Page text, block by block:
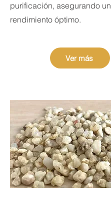
purificación, asegurando un
rendimiento óptimo.
Ver más